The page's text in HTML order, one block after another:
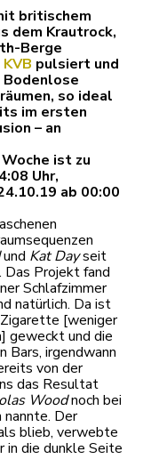
britischem
dem Krautrock,
Berge
pulsiert und
so ideal
im ersten
– an
ist zu
Uhr,
ab 00:00
und Kat Dayseit
Das Projekt fand
Schlafzimmer
natürlich. Da ist
Zigarette [weniger
geweckt und die
Bars, irgendwann
von der
das Resultat
Woodnoch bei
Der
blieb, verwebte
in die dunkle Seite